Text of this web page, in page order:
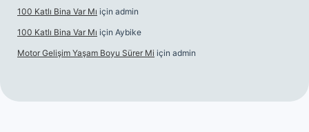
100 Katlı Bina Var Mı için admin
100 Katlı Bina Var Mı için Aybike
Motor Gelişim Yaşam Boyu Sürer Mi için admin